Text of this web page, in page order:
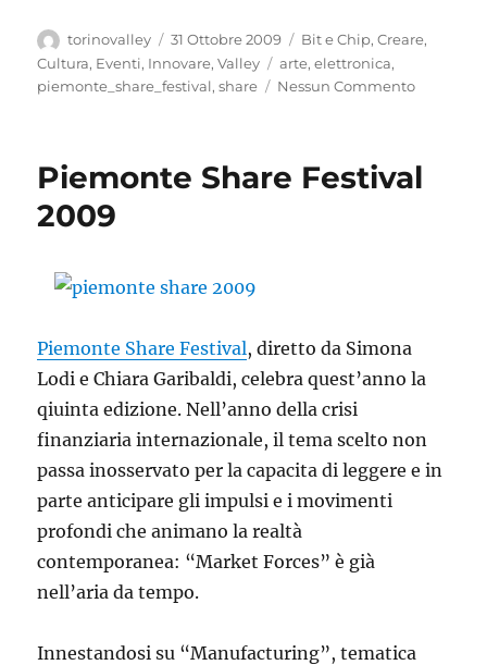
Autore
torinovalley
Pubblicato
il
31 Ottobre 2009 Categorie
Bit e Chip,Creare,
Cultura, Eventi, Innovare,Valley Tag
arte,elettronica,
piemonte_share_festival,share Nessun Commento
Piemonte Share Festival
2009
Piemonte Share Festival, diretto da Simona
Lodi e Chiara Garibaldi, celebra quest’anno la
qiuinta edizione. Nell’anno della crisi
finanziaria internazionale, il tema scelto non
passa inosservato per la capacita di leggere e in
parte anticipare gli impulsi e i movimenti
profondi che animano la realtà
contemporanea: “Market Forces” è già
nell’aria da tempo.
Innestandosi su “Manufacturing”, tematica